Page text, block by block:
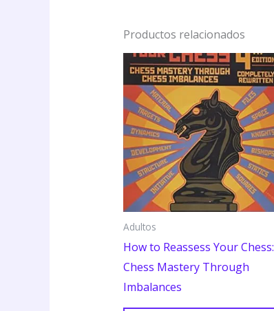
Productos relacionados
Adultos
How to Reassess Your Chess:
Chess Mastery Through
Imbalances